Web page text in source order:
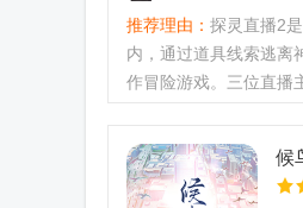
推荐理由： 探灵直播2
内，通过道具线索逃离
作冒险游戏。三位直播
更新】Vc832f1c最新版
候